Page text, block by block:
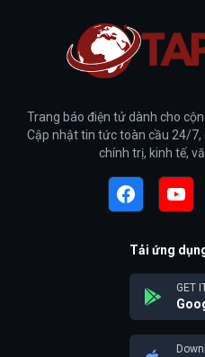
Trang báo điện tử dành cho
Cập nhật tin tức toàn cầu 24/
chính trị, kinh tế,
Tải ứng
GET